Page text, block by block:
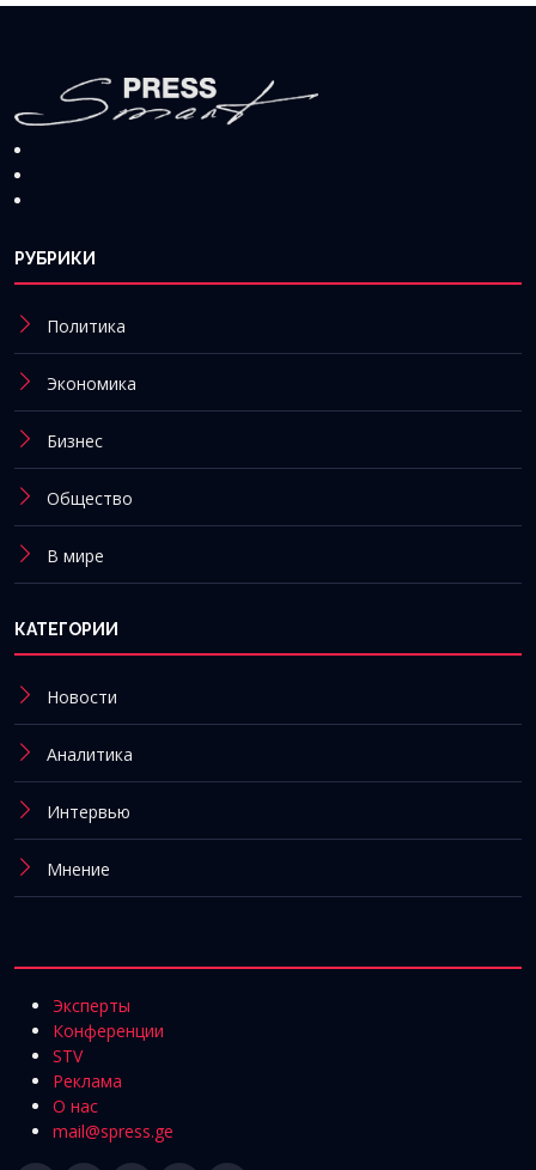
РУБРИКИ
Политика
Экономика
Бизнес
Общество
В мире
КАТЕГОРИИ
Новости
Аналитика
Интервью
Мнение
Эксперты
Конференции
STV
Реклама
О нас
mail@spress.ge